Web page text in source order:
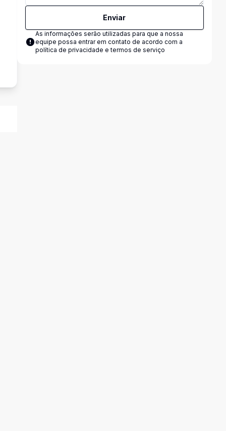
Enviar
As informações serão utilizadas para que a nossa
equipe possa entrar em contato de acordo com a
política de privacidade e termos de serviço